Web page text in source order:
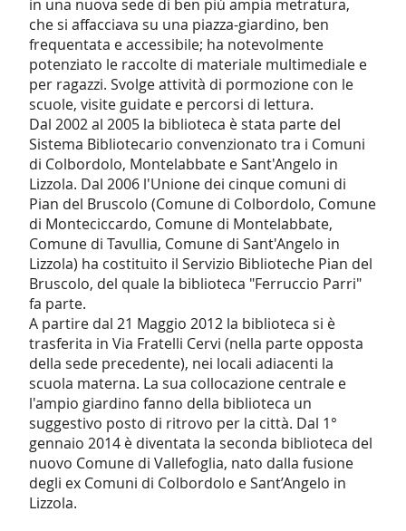
in una nuova sede di ben più ampia metratura,
che si affacciava su una piazza-giardino, ben
frequentata e accessibile; ha notevolmente
potenziato le raccolte di materiale multimediale e
per ragazzi. Svolge attività di pormozione con le
scuole, visite guidate e percorsi di lettura.
Dal 2002 al 2005 la biblioteca è stata parte del
Sistema Bibliotecario convenzionato tra i Comuni
di Colbordolo, Montelabbate e Sant'Angelo in
Lizzola. Dal 2006 l'Unione dei cinque comuni di
Pian del Bruscolo (Comune di Colbordolo, Comune
di Monteciccardo, Comune di Montelabbate,
Comune di Tavullia, Comune di Sant'Angelo in
Lizzola) ha costituito il Servizio Biblioteche Pian del
Bruscolo, del quale la biblioteca "Ferruccio Parri"
fa parte.
A partire dal 21 Maggio 2012 la biblioteca si è
trasferita in Via Fratelli Cervi (nella parte opposta
della sede precedente), nei locali adiacenti la
scuola materna. La sua collocazione centrale e
l'ampio giardino fanno della biblioteca un
suggestivo posto di ritrovo per la città. Dal 1°
gennaio 2014 è diventata la seconda biblioteca del
nuovo Comune di Vallefoglia, nato dalla fusione
degli ex Comuni di Colbordolo e Sant’Angelo in
Lizzola.